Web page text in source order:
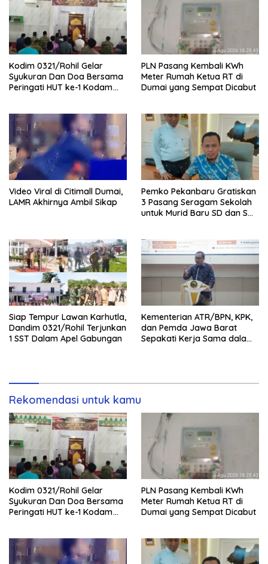
Kodim 0321/Rohil Gelar
Syukuran Dan Doa Bersama
Peringati HUT ke-1 Kodam
PLN Pasang Kembali KWh
Meter Rumah Ketua RT di
Dumai yang Sempat Dicabut
Video Viral di Citimall Dumai,
LAMR Akhirnya Ambil Sikap
Pemko Pekanbaru Gratiskan
3 Pasang Seragam Sekolah
untuk Murid Baru SD dan SMP
Siap Tempur Lawan Karhutla,
Dandim 0321/Rohil Terjunkan
1 SST Dalam Apel Gabungan
Kementerian ATR/BPN, KPK,
dan Pemda Jawa Barat
Sepakati Kerja Sama dalam
Rekomendasi untuk kamu
Kodim 0321/Rohil Gelar
Syukuran Dan Doa Bersama
Peringati HUT ke-1 Kodam
PLN Pasang Kembali KWh
Meter Rumah Ketua RT di
Dumai yang Sempat Dicabut